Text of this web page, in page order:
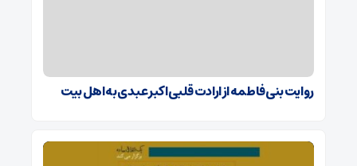
روایت بنی فاطمه از ارادت قلبی اکبر عبدی به اهل بیت